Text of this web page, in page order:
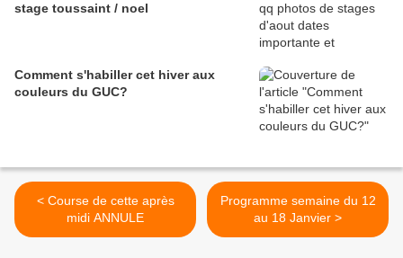
stage toussaint / noel
Comment s'habiller cet hiver aux
couleurs du GUC?
< Course de cette après
midi ANNULE
Programme semaine du 12
au 18 Janvier >